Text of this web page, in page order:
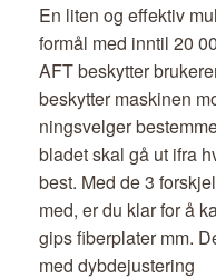
En liten og effek­tiv
for­mål med inntil 20
AFT beskyt­ter
beskyt­ter mask­i­nen
ningsvel­ger
bladet skal gå ut ifra
best. Med de 3
med, er du klar for å
gips fiber­plater mm.
med dyb­de­jus­ter­ing